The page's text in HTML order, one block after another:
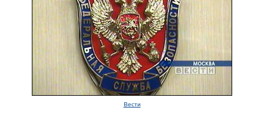
Вести